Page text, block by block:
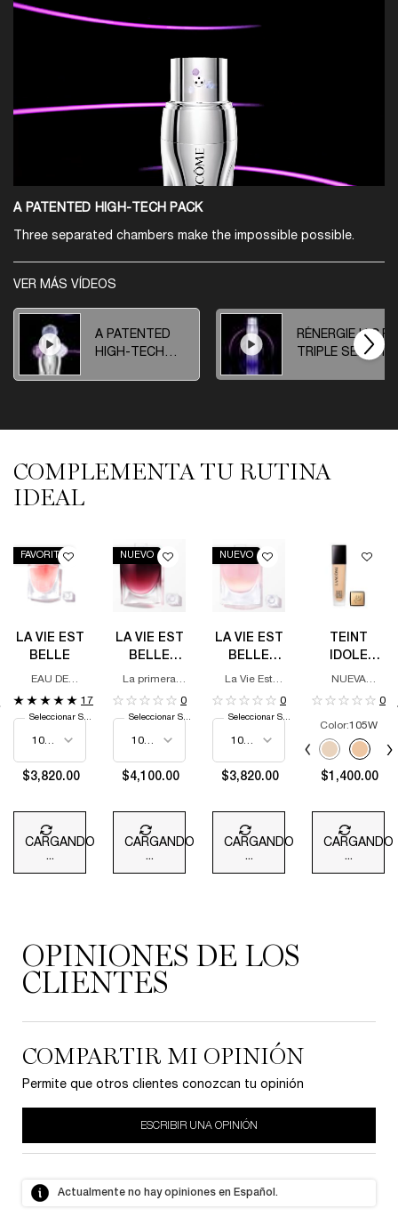
A PATENTED HIGH-TECH PACK
Three separated chambers make the impossible possible.
VER MÁS VÍDEOS
A PATENTED
HIGH-TECH
RÉNERGIE H.C.F
TRIPLE SERUM
PDP Slot 1 Section
COMPLEMENTA TU RUTINA
IDEAL
FAVORITO
LA VIE EST
BELLE
EAU DE
17
Seleccionar Size
$3,820.00
CARGANDO
...
NUEVO
LA VIE EST
BELLE
VERY
La primera
cereza
amaderada
0
Seleccionar Size
$4,100.00
CARGANDO
...
NUEVO
LA VIE EST
BELLE
VANILLE
DE PARFUM
La Vie Est
Nude
0
Seleccionar Size
$3,820.00
CARGANDO
...
TEINT
IDOLE
ULTRA
FOUNDATION
NUEVA
IMPULSADA
AVANZADA
AIRWEAR TM,
NUESTRA
COBERTURA
LARGA
DURACIÓN
TRANSPIRABLE
0
Color:105W
Selecciona el color
Selected
The product
Selected
097N color
105W
$1,400.00
CARGANDO
...
OPINIONES DE LOS
CLIENTES
COMPARTIR MI OPINIÓN
Permite que otros clientes conozcan tu opinión
ESCRIBIR UNA OPINIÓN
Actualmente no hay opiniones en Español.